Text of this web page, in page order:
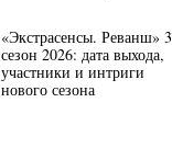
«Экстрасенсы. Реванш» 3
сезон 2026: дата выхода,
участники и интриги
нового сезона